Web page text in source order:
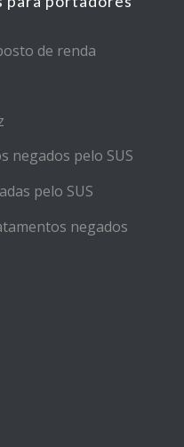
de renda
negados pelo SUS
pelo SUS
negados